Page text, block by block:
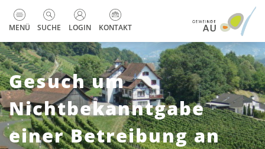
zur Startseite
Direkt zur Hauptnavigation
Direkt zum Inhalt
Direkt zur Suche
Direkt zum Stichwortverzeichnis
Kopfzeile
MENÜ SUCHE LOGIN KONTAKT
Gesuch um
Nichtbekanntgabe
einer Betreibung an